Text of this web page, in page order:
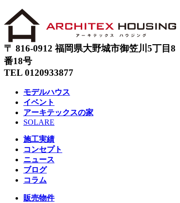
〒 816-0912 福岡県大野城市御笠川5丁目8
番18号
TEL 0120933877
モデルハウス
イベント
アーキテックスの家
SOLARE
施工実績
コンセプト
ニュース
ブログ
コラム
販売物件